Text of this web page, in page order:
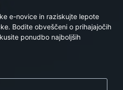
e-novice in raziskujte lepote
Bodite obveščeni o prihajajočih
ponudbo najboljših